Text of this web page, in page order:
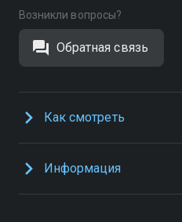
Возникли вопросы?
Обратная связь
Как смотреть
Информация